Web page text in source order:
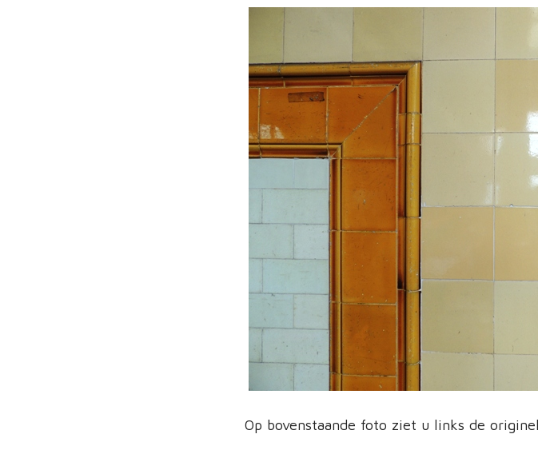
Op bovenstaande foto ziet u links de